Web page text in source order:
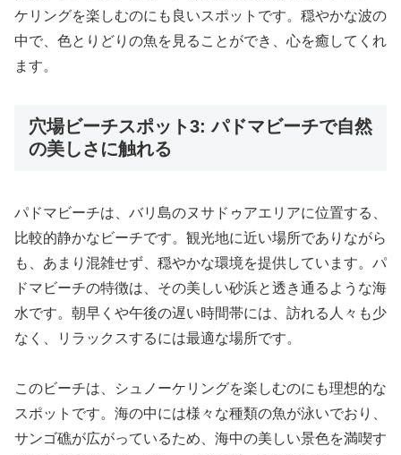
ケリングを楽しむのにも良いスポットです。穏やかな波の
中で、色とりどりの魚を見ることができ、心を癒してくれ
ます。
穴場ビーチスポット3: パドマビーチで自然
の美しさに触れる
パドマビーチは、バリ島のヌサドゥアエリアに位置する、
比較的静かなビーチです。観光地に近い場所でありながら
も、あまり混雑せず、穏やかな環境を提供しています。パ
ドマビーチの特徴は、その美しい砂浜と透き通るような海
水です。朝早くや午後の遅い時間帯には、訪れる人々も少
なく、リラックスするには最適な場所です。
このビーチは、シュノーケリングを楽しむのにも理想的な
スポットです。海の中には様々な種類の魚が泳いでおり、
サンゴ礁が広がっているため、海中の美しい景色を満喫す